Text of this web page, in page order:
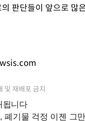
판단들이 앞으로
재배포 금지